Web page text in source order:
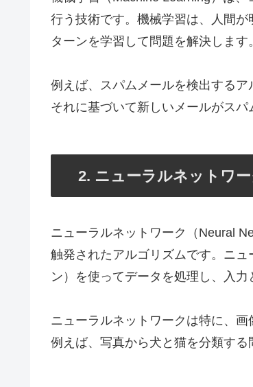
行う技術です。機械学習は、人間
ターンを学習して問題を解決します。
例えば、スパムメールを検出するア
それに基づいて新しいメールがスパ
2. ニューラルネットワー
ニューラルネットワーク（Neural
触発されたアルゴリズムです。ニ
ン）を使ってデータを処理し、入力
ニューラルネットワークは特に、
例えば、写真から犬と猫を分類する